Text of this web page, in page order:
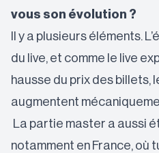
vous son évolution ?
Il y a plusieurs éléments.
du live, et comme le live
hausse du prix des billets,
augmentent
La partie master a aussi
notamment en France, où